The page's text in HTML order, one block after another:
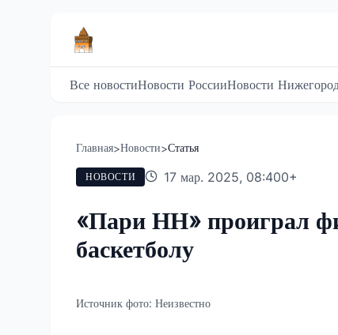
Все новостиНовости РоссииНовости
Главная>Новости>Статья
НОВОСТИ 17 мар. 2025, 08:400+
«Пари НН» проиграл
баскетболу
Источник фото: Неизвестно